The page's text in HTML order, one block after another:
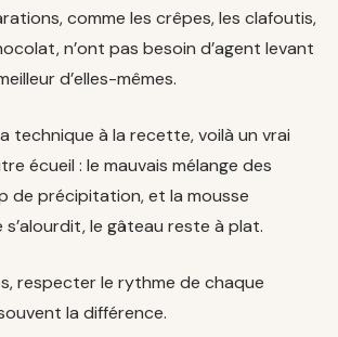
comme les crêpes, les clafoutis,
n’ont pas besoin d’agent levant
d’elles-mêmes.
technique à la recette, voilà un vrai
écueil : le mauvais mélange des
de précipitation, et la mousse
s’alourdit, le gâteau reste à plat.
respecter le rythme de chaque
la différence.